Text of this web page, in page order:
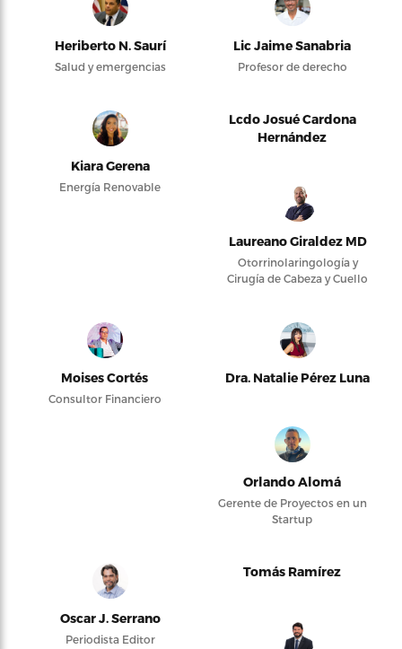
Heriberto N. Saurí
Salud y emergencias
Lic Jaime Sanabria
Profesor de derecho
Kiara Gerena
Energía Renovable
Lcdo Josué Cardona
Hernández
Laureano Giraldez MD
Otorrinolaringología y
Cirugía de Cabeza y Cuello
Moises Cortés
Consultor Financiero
Dra. Natalie Pérez Luna
Orlando Alomá
Gerente de Proyectos en un
Startup
Oscar J. Serrano
Periodista Editor
Tomás Ramírez